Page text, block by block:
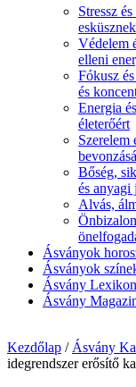
Stressz
esküsznek
Védelem
elleni
Fókusz
és
Energia
életerőért
Szerelem
Bőség,
és anyagi
Alvás,
Ásványok
Ásványok
Ásvány Lexikon
Ásvány
Kezdőlap /Ásvány
idegrendszer erősítő